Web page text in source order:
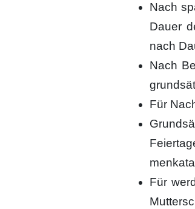
Nach
Dau­er
nach
Nach
Für
Für